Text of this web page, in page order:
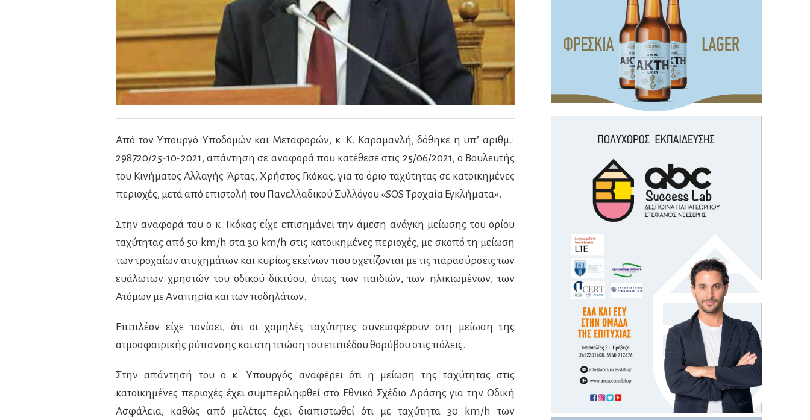
Από τον Υπουργό Υποδομών και Μεταφορών, κ. Κ. Καραμανλή, δόθηκε η υπ’ αριθμ.:
298720/25-10-2021, απάντηση σε αναφορά που κατέθεσε στις 25/06/2021, ο Βουλευτής
του Κινήματος Αλλαγής Άρτας, Χρήστος Γκόκας, για το όριο ταχύτητας σε κατοικημένες
περιοχές, μετά από επιστολή του Πανελλαδικού Συλλόγου «SOS Τροχαία Εγκλήματα».
Στην αναφορά του ο κ. Γκόκας είχε επισημάνει την άμεση ανάγκη μείωσης του ορίου
ταχύτητας από 50 km/h στα 30 km/h στις κατοικημένες περιοχές, με σκοπό τη μείωση
των τροχαίων ατυχημάτων και κυρίως εκείνων που σχετίζονται με τις παρασύρσεις των
ευάλωτων χρηστών του οδικού δικτύου, όπως των παιδιών, των ηλικιωμένων, των
Ατόμων με Αναπηρία και των ποδηλάτων.
Επιπλέον είχε τονίσει, ότι οι χαμηλές ταχύτητες συνεισφέρουν στη μείωση της
ατμοσφαιρικής ρύπανσης και στη πτώση του επιπέδου θορύβου στις πόλεις.
Στην απάντησή του ο κ. Υπουργός αναφέρει ότι η μείωση της ταχύτητας στις
κατοικημένες περιοχές έχει συμπεριληφθεί στο Εθνικό Σχέδιο Δράσης για την Οδική
Ασφάλεια, καθώς από μελέτες έχει διαπιστωθεί ότι με ταχύτητα 30 km/h των